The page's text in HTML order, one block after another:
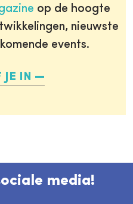
op de hoogte
nieuwste
events.
JE IN
media!